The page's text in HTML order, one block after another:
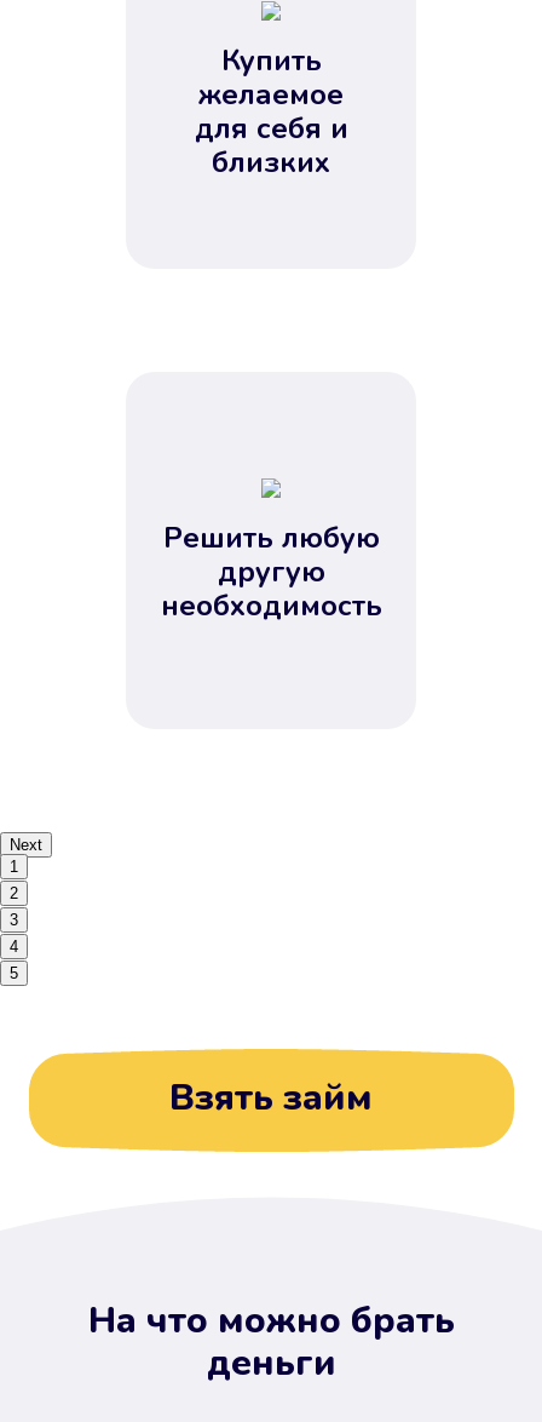
Купить
желаемое
для себя и
близких
Решить любую
другую
необходимость
Next
1
2
3
4
5
Взять займ
На что можно брать
деньги